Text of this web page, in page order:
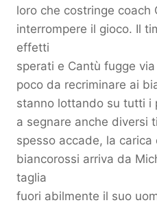
loro che costringe coach
interrompere il gioco. Il
effetti
sperati e Cantù fugge
poco da recriminare ai
stanno lottando su tutti i
a segnare anche diversi
spesso accade, la carica
biancorossi arriva da
taglia
fuori abilmente il suo